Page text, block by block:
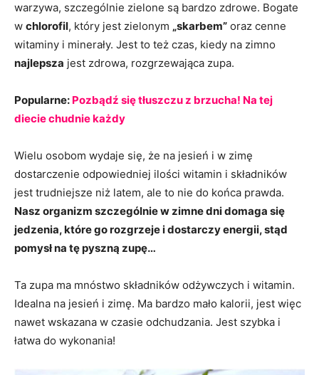
warzywa, szczególnie zielone są bardzo zdrowe. Bogate
w chlorofil, który jest zielonym „skarbem” oraz cenne
witaminy i minerały. Jest to też czas, kiedy na zimno
najlepsza jest zdrowa, rozgrzewająca zupa.
Popularne: Pozbądź się tłuszczu z brzucha! Na tej
diecie chudnie każdy
Wielu osobom wydaje się, że na jesień i w zimę
dostarczenie odpowiedniej ilości witamin i składników
jest trudniejsze niż latem, ale to nie do końca prawda.
Nasz organizm szczególnie w zimne dni domaga się
jedzenia, które go rozgrzeje i dostarczy energii, stąd
pomysł na tę pyszną zupę…
Ta zupa ma mnóstwo składników odżywczych i witamin.
Idealna na jesień i zimę. Ma bardzo mało kalorii, jest więc
nawet wskazana w czasie odchudzania. Jest szybka i
łatwa do wykonania!